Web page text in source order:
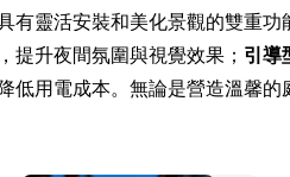
有靈活安裝和美化景觀的雙重
提升夜間氛圍與視覺效果； 引導
低用電成本。無論是營造溫馨